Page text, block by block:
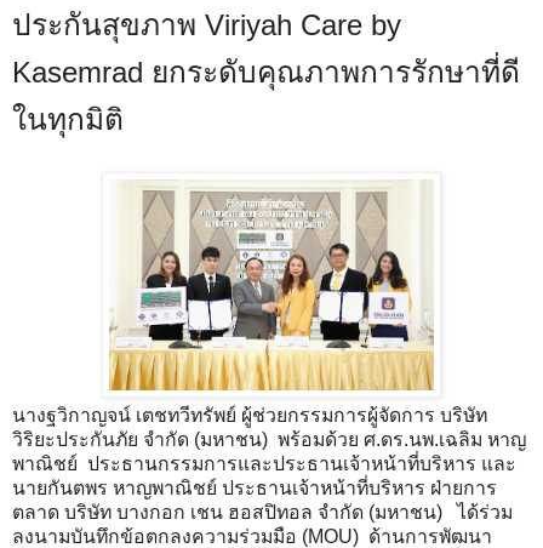
ประกันสุขภาพ Viriyah Care by
Kasemrad ยกระดับคุณภาพการรักษาที่ดี
ในทุกมิติ
นางฐวิกาญจน์ เตชทวีทรัพย์ ผู้ช่วยกรรมการผู้จัดการ บริษัท
วิริยะประกันภัย จำกัด (มหาชน) พร้อมด้วย ศ.ดร.นพ.เฉลิม หาญ
พาณิชย์ ประธานกรรมการและประธานเจ้าหน้าที่บริหาร และ
นายกันตพร หาญพาณิชย์ ประธานเจ้าหน้าที่บริหาร ฝ่ายการ
ตลาด บริษัท บางกอก เชน ฮอสปิทอล จำกัด (มหาชน) ได้ร่วม
ลงนามบันทึกข้อตกลงความร่วมมือ (MOU) ด้านการพัฒนา